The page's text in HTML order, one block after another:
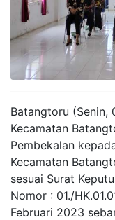
Batangtoru (Senin,
Kecamatan
Pembekalan
Kecamatan
sesuai Surat
Nomor : 01./
Februari 2023